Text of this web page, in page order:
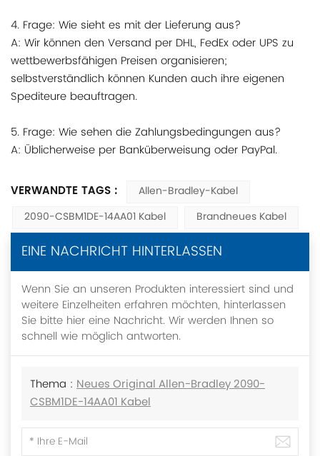
4. Frage: Wie sieht es mit der Lieferung aus?
A: Wir können den Versand per DHL, FedEx oder UPS zu
wettbewerbsfähigen Preisen organisieren;
selbstverständlich können Kunden auch ihre eigenen
Spediteure beauftragen.
5. Frage: Wie sehen die Zahlungsbedingungen aus?
A: Üblicherweise per Banküberweisung oder PayPal.
VERWANDTE TAGS :
Allen-Bradley-Kabel
2090-CSBM1DE-14AA01 Kabel
Brandneues Kabel
EINE NACHRICHT HINTERLASSEN
Wenn Sie an unseren Produkten interessiert sind und
weitere Einzelheiten erfahren möchten, hinterlassen
Sie bitte hier eine Nachricht. Wir werden Ihnen so
schnell wie möglich antworten.
Thema : Neues Original Allen-Bradley 2090-
CSBM1DE-14AA01 Kabel